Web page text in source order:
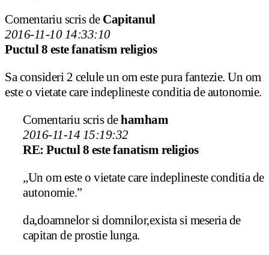
Comentariu scris de Capitanul
2016-11-10 14:33:10
Puctul 8 este fanatism religios
Sa consideri 2 celule un om este pura fantezie. Un om
este o vietate care indeplineste conditia de autonomie.
Comentariu scris dehamham
2016-11-14 15:19:32
RE: Puctul 8 este fanatism religios
„Un om este o vietate care indeplineste conditia de
autonomie.”
da,doamnelor si domnilor,exista si meseria de
capitan de prostie lunga.